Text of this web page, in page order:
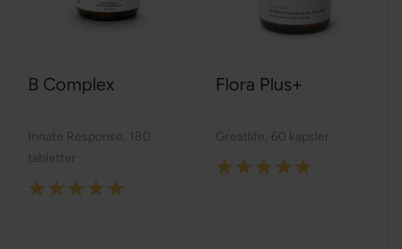
B Complex
Innate Response 180
tabletter
Rating:
Flora Plus+
Greatlife 60 kapsler
Rating: